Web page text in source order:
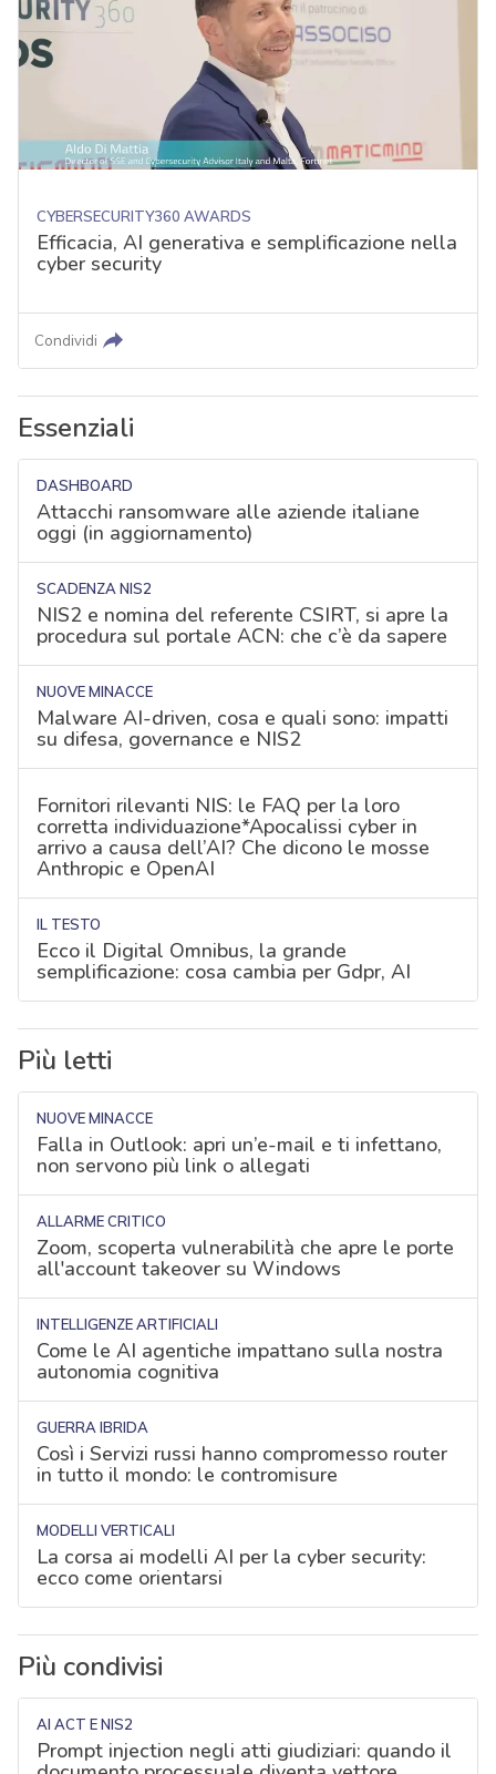
CYBERSECURITY360 AWARDS
Efficacia, AI generativa e semplificazione nella
cyber security
Condividi
Essenziali
DASHBOARD
Attacchi ransomware alle aziende italiane
oggi (in aggiornamento)
SCADENZA NIS2
NIS2 e nomina del referente CSIRT, si apre la
procedura sul portale ACN: che c’è da sapere
NUOVE MINACCE
Malware AI-driven, cosa e quali sono: impatti
su difesa, governance e NIS2
Fornitori rilevanti NIS: le FAQ per la loro
corretta individuazione*Apocalissi cyber in
arrivo a causa dell’AI? Che dicono le mosse
Anthropic e OpenAI
IL TESTO
Ecco il Digital Omnibus, la grande
semplificazione: cosa cambia per Gdpr, AI
Più letti
NUOVE MINACCE
Falla in Outlook: apri un’e-mail e ti infettano,
non servono più link o allegati
ALLARME CRITICO
Zoom, scoperta vulnerabilità che apre le porte
all'account takeover su Windows
INTELLIGENZE ARTIFICIALI
Come le AI agentiche impattano sulla nostra
autonomia cognitiva
GUERRA IBRIDA
Così i Servizi russi hanno compromesso router
in tutto il mondo: le contromisure
MODELLI VERTICALI
La corsa ai modelli AI per la cyber security:
ecco come orientarsi
Più condivisi
AI ACT E NIS2
Prompt injection negli atti giudiziari: quando il